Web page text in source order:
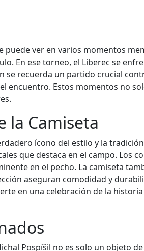
puede ver en varios momentos
En ese torneo, el Liberec se
recuerda un partido crucial
encuentro. Estos momentos no
la Camiseta
ícono del estilo y la
que destaca en el campo. Los
en el pecho. La camiseta
aseguran comodidad y
en una celebración de la
Pospíšil no es solo un objeto